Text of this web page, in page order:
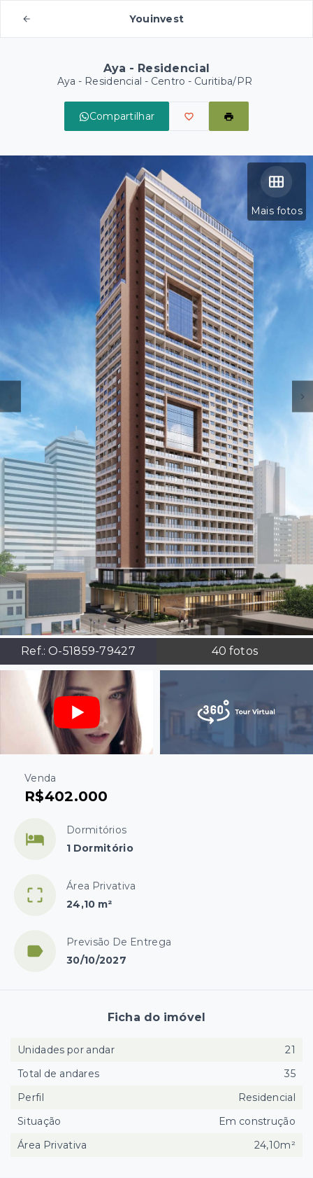
Youinvest
Aya - Residencial
Aya - Residencial - Centro - Curitiba/PR
Compartilhar
Mais fotos
Ref.:O-51859-79427 40 fotos
Venda
R$402.000
Dormitórios
1 Dormitório
Área Privativa
24,10 m²
Previsão De Entrega
30/10/2027
Ficha do imóvel
Unidades por andar
21
Total de andares
35
Perfil
Residencial
Situação
Em construção
Área Privativa
24,10m²